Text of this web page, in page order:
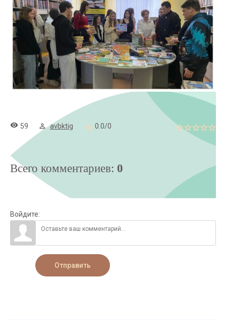
59 avbktig 0.0/0
Всего комментариев: 0
Войдите:
Отправить